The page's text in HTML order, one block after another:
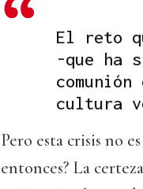
El reto
-que ha
cultura
Pero esta crisis no
entonces? La